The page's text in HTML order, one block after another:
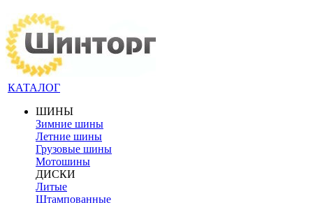
КАТАЛОГ
ШИНЫ
Зимние шины
Летние шины
Грузовые шины
Мотошины
ДИСКИ
Литые
Штампованные